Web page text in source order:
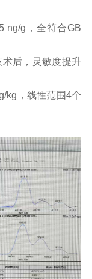
ng/g，全符合GB
后，灵敏度提升
kg，线性范围4个